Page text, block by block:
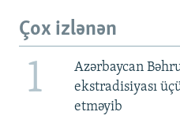
Çox izlənən
1
Azərbaycan
ekstradisiyası
etməyib